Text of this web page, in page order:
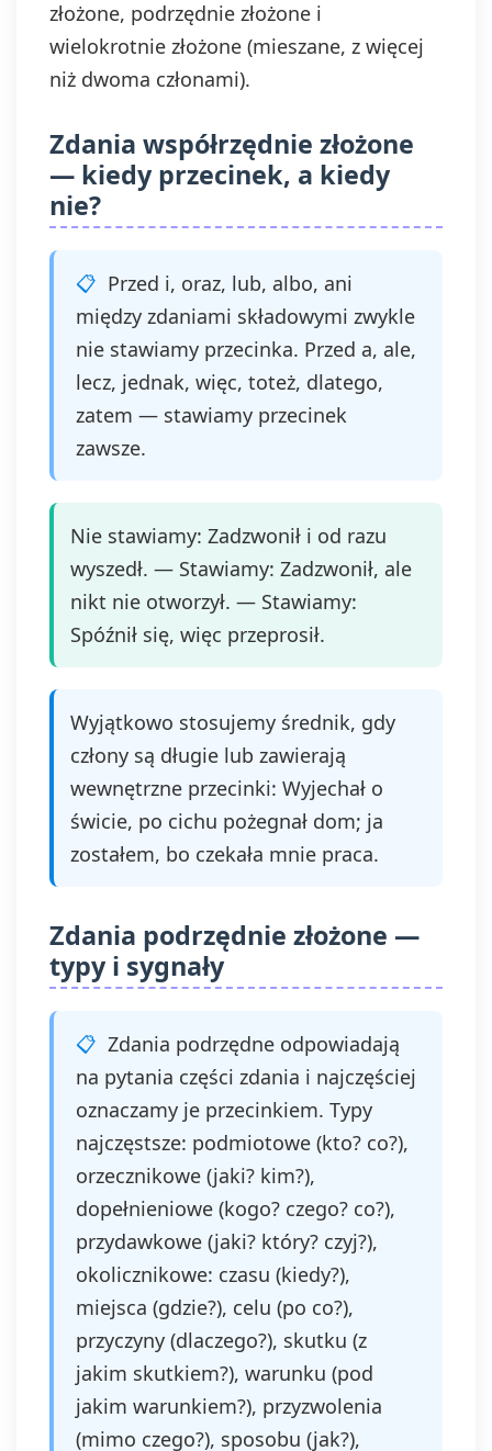
złożone, podrzędnie złożone i
wielokrotnie złożone (mieszane, z więcej
niż dwoma członami).
Zdania współrzędnie złożone
— kiedy przecinek, a kiedy
nie?
Przed i, oraz, lub, albo, ani
między zdaniami składowymi zwykle
nie stawiamy przecinka. Przed a, ale,
lecz, jednak, więc, toteż, dlatego,
zatem — stawiamy przecinek
zawsze.
Nie stawiamy: Zadzwonił i od razu
wyszedł. — Stawiamy: Zadzwonił, ale
nikt nie otworzył. — Stawiamy:
Spóźnił się, więc przeprosił.
Wyjątkowo stosujemy średnik, gdy
człony są długie lub zawierają
wewnętrzne przecinki: Wyjechał o
świcie, po cichu pożegnał dom; ja
zostałem, bo czekała mnie praca.
Zdania podrzędnie złożone —
typy i sygnały
Zdania podrzędne odpowiadają
na pytania części zdania i najczęściej
oznaczamy je przecinkiem. Typy
najczęstsze: podmiotowe (kto? co?),
orzecznikowe (jaki? kim?),
dopełnieniowe (kogo? czego? co?),
przydawkowe (jaki? który? czyj?),
okolicznikowe: czasu (kiedy?),
miejsca (gdzie?), celu (po co?),
przyczyny (dlaczego?), skutku (z
jakim skutkiem?), warunku (pod
jakim warunkiem?), przyzwolenia
(mimo czego?), sposobu (jak?),